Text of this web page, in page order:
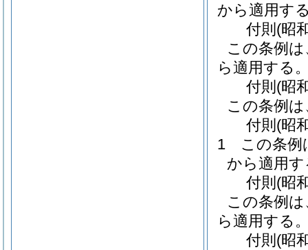
から適用す
付則 (昭
この条例
ら適用する
付則 (昭
この条例
付則 (昭
1
この条例
から適用
付則 (昭
この条例
ら適用する
付則 (昭